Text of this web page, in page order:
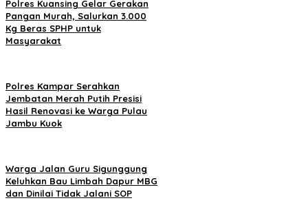
Polres Kuansing Gelar Gerakan
Pangan Murah, Salurkan 3.000
Kg Beras SPHP untuk
Masyarakat
Polres Kampar Serahkan
Jembatan Merah Putih Presisi
Hasil Renovasi ke Warga Pulau
Jambu Kuok
Warga Jalan Guru Sigunggung
Keluhkan Bau Limbah Dapur MBG
dan Dinilai Tidak Jalani SOP